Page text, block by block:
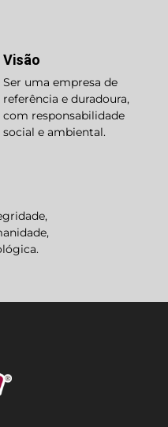
Visão
Ser uma empresa de
referência e duradoura,
com responsabilidade
social e ambiental.